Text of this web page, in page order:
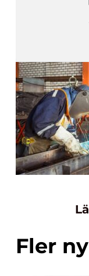
Fler